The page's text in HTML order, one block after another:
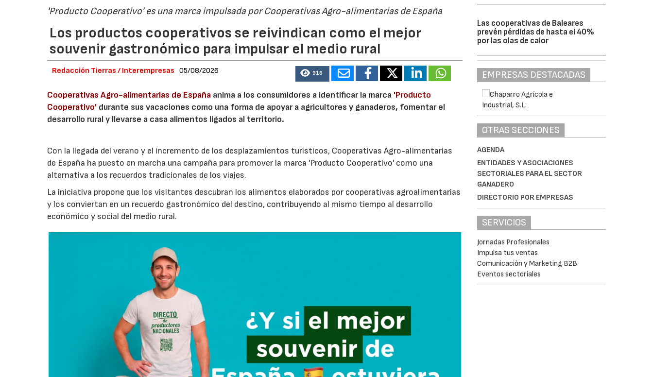
'Producto Cooperativo' es una marca impulsada por Cooperativas Agro-alimentarias de España
Los productos cooperativos se reivindican como el mejor
souvenir gastronómico para impulsar el medio rural
Redacción Tierras / Interempresas 05/08/2026 916
Cooperativas Agro-alimentarias de España anima a los consumidores a identificar la marca 'Producto
Cooperativo' durante sus vacaciones como una forma de apoyar a agricultores y ganaderos, fomentar el
desarrollo rural y llevarse a casa alimentos ligados al territorio.
Con la llegada del verano y el incremento de los desplazamientos turísticos, Cooperativas Agro-alimentarias
de España ha puesto en marcha una campaña para promover la marca 'Producto Cooperativo' como una
alternativa a los recuerdos tradicionales de los viajes.
La iniciativa propone que los visitantes descubran los alimentos elaborados por cooperativas agroalimentarias
y los conviertan en un recuerdo gastronómico del destino, contribuyendo al mismo tiempo al desarrollo
económico y social del medio rural.
Las cooperativas de Baleares
prevén pérdidas de hasta el 40%
por las olas de calor
EMPRESAS DESTACADAS
OTRAS SECCIONES
AGENDA
ENTIDADES Y ASOCIACIONES
SECTORIALES PARA EL SECTOR
GANADERO
DIRECTORIO POR EMPRESAS
SERVICIOS
Jornadas Profesionales
Impulsa tus ventas
Comunicación y Marketing B2B
Eventos sectoriales